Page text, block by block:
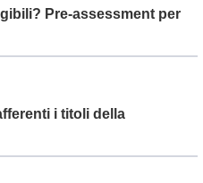
Pre-assessment per
i titoli della